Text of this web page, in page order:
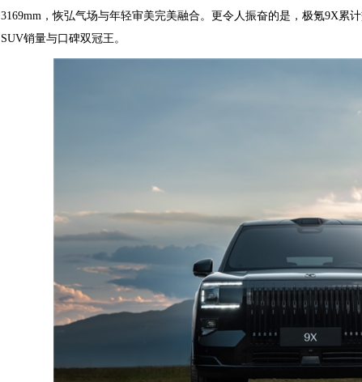
3169mm，恢弘气场与年轻审美完美融合。更令人振奋的是，极氪9X累
SUV销量与口碑双冠王。